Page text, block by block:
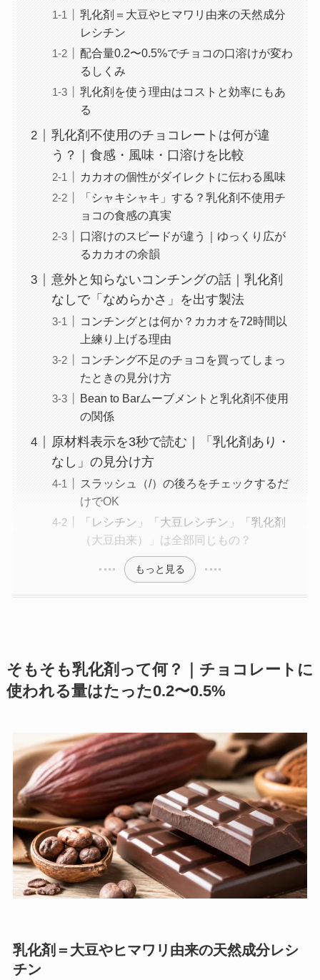
乳化剤＝大豆やヒマワリ由来の天然成分
レシチン
配合量0.2〜0.5%でチョコの口溶けが変わ
るしくみ
乳化剤を使う理由はコストと効率にもあ
る
乳化剤不使用のチョコレートは何が違
う？｜食感・風味・口溶けを比較
カカオの個性がダイレクトに伝わる風味
「シャキシャキ」する？乳化剤不使用チ
ョコの食感の真実
口溶けのスピードが違う｜ゆっくり広が
るカカオの余韻
意外と知らないコンチングの話｜乳化剤
なしで「なめらかさ」を出す製法
コンチングとは何か？カカオを72時間以
上練り上げる理由
コンチング不足のチョコを買ってしまっ
たときの見分け方
Bean to Barムーブメントと乳化剤不使用
の関係
原材料表示を3秒で読む｜「乳化剤あり・
なし」の見分け方
スラッシュ（/）の後ろをチェックするだ
けでOK
「レシチン」「大豆レシチン」「乳化剤
（大豆由来）」は全部同じもの？
もっと見る
そもそも乳化剤って何？｜チョコレートに
使われる量はたった0.2〜0.5%
乳化剤＝大豆やヒマワリ由来の天然成分レシ
チン